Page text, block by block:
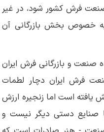
فرش کشور شود، در غیر
خصوص بخش بازرگانی آن
صنعت و بازرگانی فرش ایران
فرش ایران دچار لطمات
است اما زنجیره ارزش
صنایع دستی دیگر نیست و